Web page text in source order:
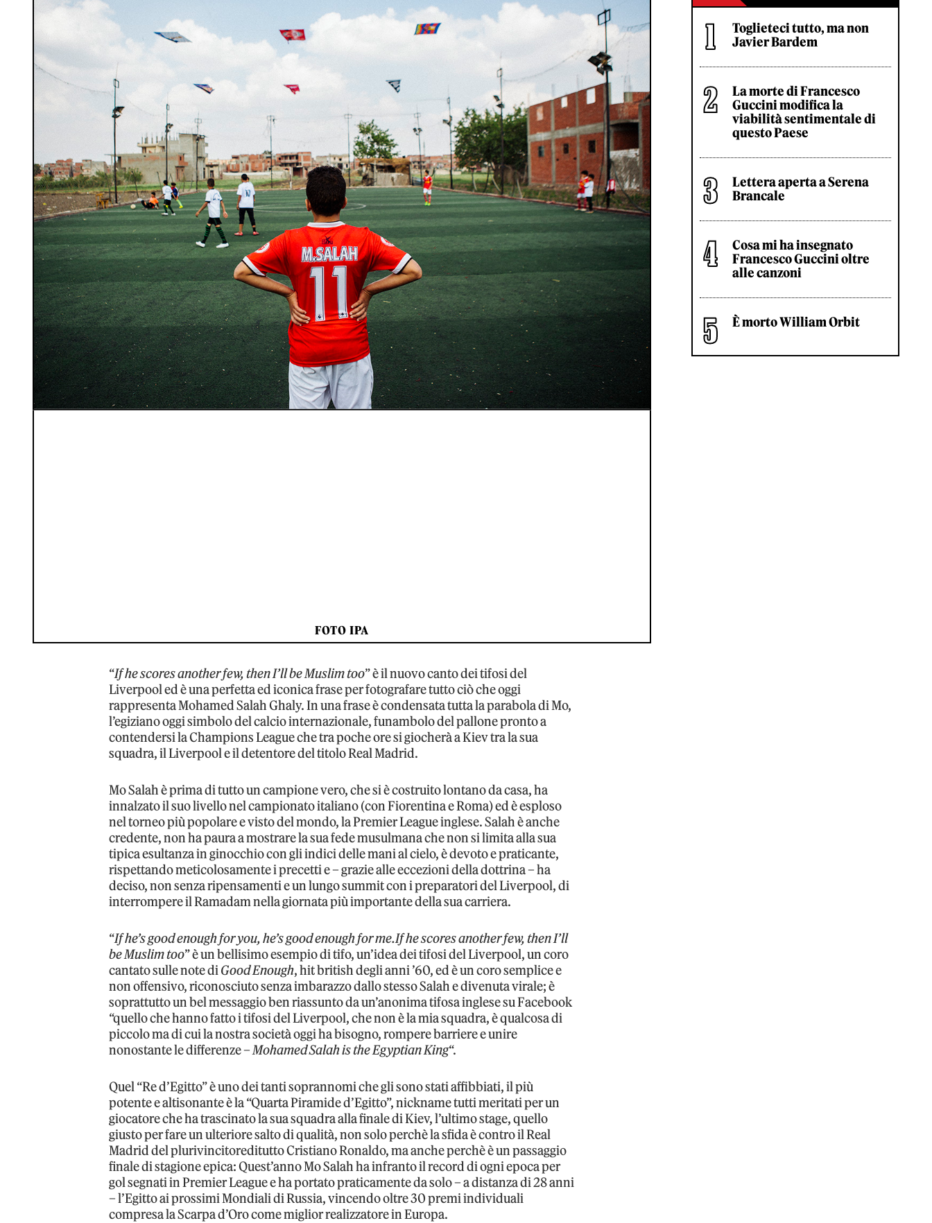
FOTO IPA
“If he scores another few, then I’ll be Muslim too” è il nuovo canto dei tifosi del
Liverpool ed è una perfetta ed iconica frase per fotografare tutto ciò che oggi
rappresenta Mohamed Salah Ghaly. In una frase è condensata tutta la parabola di Mo,
l’egiziano oggi simbolo del calcio internazionale, funambolo del pallone pronto a
contendersi la Champions League che tra poche ore si giocherà a Kiev tra la sua
squadra, il Liverpool e il detentore del titolo Real Madrid.
Mo Salah è prima di tutto un campione vero, che si è costruito lontano da casa, ha
innalzato il suo livello nel campionato italiano (con Fiorentina e Roma) ed è esploso
nel torneo più popolare e visto del mondo, la Premier League inglese. Salah è anche
credente, non ha paura a mostrare la sua fede musulmana che non si limita alla sua
tipica esultanza in ginocchio con gli indici delle mani al cielo, è devoto e praticante,
rispettando meticolosamente i precetti e – grazie alle eccezioni della dottrina – ha
deciso, non senza ripensamenti e un lungo summit con i preparatori del Liverpool, di
interrompere il Ramadam nella giornata più importante della sua carriera.
“If he’s good enough for you, he’s good enough for me.If he scores another few, then I’ll
be Muslim too” è un bellisimo esempio di tifo, un’idea dei tifosi del Liverpool, un coro
cantato sulle note diGood Enough, hit british degli anni ’60, ed è un coro semplice e
non offensivo, riconosciuto senza imbarazzo dallo stesso Salah e divenuta virale; è
soprattutto un bel messaggio ben riassunto da un’anonima tifosa inglese su Facebook
“quello che hanno fatto i tifosi del Liverpool, che non è la mia squadra, è qualcosa di
piccolo ma di cui la nostra società oggi ha bisogno, rompere barriere e unire
nonostante le differenze –Mohamed Salah is the Egyptian King“.
Quel “Re d’Egitto” è uno dei tanti soprannomi che gli sono stati affibbiati, il più
potente e altisonante è la “Quarta Piramide d’Egitto”, nickname tutti meritati per un
giocatore che ha trascinato la sua squadra alla finale di Kiev, l’ultimo stage, quello
giusto per fare un ulteriore salto di qualità, non solo perchè la sfida è contro il Real
Madrid del plurivincitoreditutto Cristiano Ronaldo, ma anche perchè è un passaggio
finale di stagione epica: Quest’anno Mo Salah ha infranto il record di ogni epoca per
gol segnati in Premier League e ha portato praticamente da solo – a distanza di 28 anni
– l’Egitto ai prossimi Mondiali di Russia, vincendo oltre 30 premi individuali
compresa la Scarpa d’Oro come miglior realizzatore in Europa.
Toglieteci tutto, ma non
Javier Bardem
La morte di Francesco
Guccini modifica la
viabilità sentimentale di
questo Paese
Lettera aperta a Serena
Brancale
Cosa mi ha insegnato
Francesco Guccini oltre
alle canzoni
È morto William Orbit